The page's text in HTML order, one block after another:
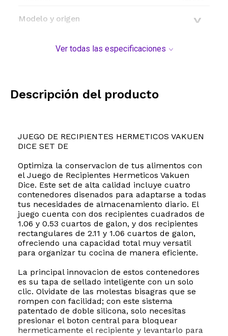
Modelo y origen
Ver todas las especificaciones
Descripción del producto
JUEGO DE RECIPIENTES HERMETICOS VAKUEN
DICE SET DE
Optimiza la conservacion de tus alimentos con
el Juego de Recipientes Hermeticos Vakuen
Dice. Este set de alta calidad incluye cuatro
contenedores disenados para adaptarse a todas
tus necesidades de almacenamiento diario. El
juego cuenta con dos recipientes cuadrados de
1.06 y 0.53 cuartos de galon, y dos recipientes
rectangulares de 2.11 y 1.06 cuartos de galon,
ofreciendo una capacidad total muy versatil
para organizar tu cocina de manera eficiente.
La principal innovacion de estos contenedores
es su tapa de sellado inteligente con un solo
clic. Olvidate de las molestas bisagras que se
rompen con facilidad; con este sistema
patentado de doble silicona, solo necesitas
presionar el boton central para bloquear
hermeticamente el recipiente y levantarlo para